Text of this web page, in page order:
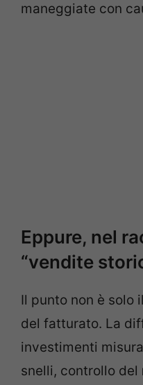
maneggiate con
Eppure, nel
“vendite
Il punto non è solo
del fatturato. La
investimenti
snelli, controllo del